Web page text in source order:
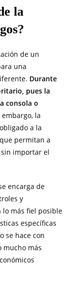
la
de un
una
Durante
pues la
consola o
embargo, la
a la
permitan a
importar el
encarga de
y
más fiel posible
específicas
se hace con
mucho más